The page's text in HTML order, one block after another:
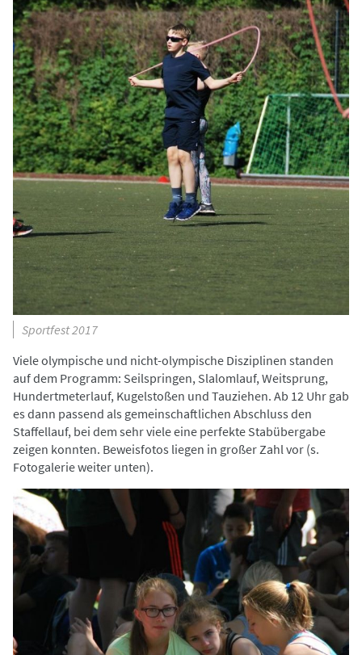
Sportfest 2017
Viele olympische und nicht-olympische Disziplinen standen
auf dem Programm: Seilspringen, Slalomlauf, Weitsprung,
Hundertmeterlauf, Kugelstoßen und Tauziehen. Ab 12 Uhr gab
es dann passend als gemeinschaftlichen Abschluss den
Staffellauf, bei dem sehr viele eine perfekte Stabübergabe
zeigen konnten. Beweisfotos liegen in großer Zahl vor (s.
Fotogalerie weiter unten).